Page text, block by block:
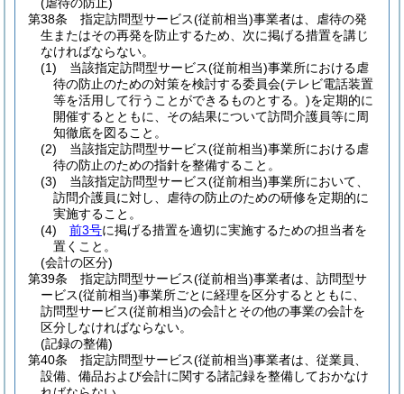
第38条
指定訪問型サービス(従前相当)事業者は、虐待の発
生またはその再発を防止するため、次に掲げる措置を講じ
なければならない。
(1)
当該指定訪問型サービス(従前相当)事業所における虐
待の防止のための対策を検討する委員会(テレビ電話装置
等を活用して行うことができるものとする。)を定期的に
開催するとともに、その結果について訪問介護員等に周
知徹底を図ること。
(2)
当該指定訪問型サービス(従前相当)事業所における虐
待の防止のための指針を整備すること。
(3)
当該指定訪問型サービス(従前相当)事業所において、
訪問介護員に対し、虐待の防止のための研修を定期的に
実施すること。
(4)
前3号に掲げる措置を適切に実施するための担当者を
置くこと。
(会計の区分)
第39条
指定訪問型サービス(従前相当)事業者は、訪問型サ
ービス(従前相当)事業所ごとに経理を区分するとともに、
訪問型サービス(従前相当)の会計とその他の事業の会計を
区分しなければならない。
(記録の整備)
第40条
指定訪問型サービス(従前相当)事業者は、従業員、
設備、備品および会計に関する諸記録を整備しておかなけ